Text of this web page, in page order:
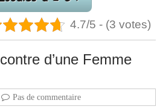
4.7/5 - (3 votes)
d’une Femme
Pas de commentaire